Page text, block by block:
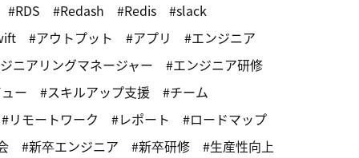
RDS
Redash Redis
slack
アウトプット アプリ
エンジニア
ニアリングマネージャー
エンジニア研修
ー
スキルアップ支援
チーム
リモートワーク
レポート
ロードマップ
新卒エンジニア 新卒研修 生産性向上